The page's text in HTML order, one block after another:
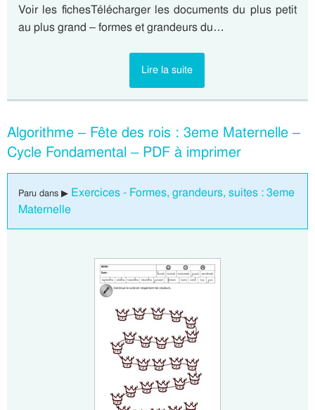
Voir les fichesTélécharger les documents du plus petit
au plus grand – formes et grandeurs du…
Lire la suite
Algorithme – Fête des rois : 3eme Maternelle –
Cycle Fondamental – PDF à imprimer
Paru dans ▶ Exercices - Formes, grandeurs, suites : 3eme
Maternelle